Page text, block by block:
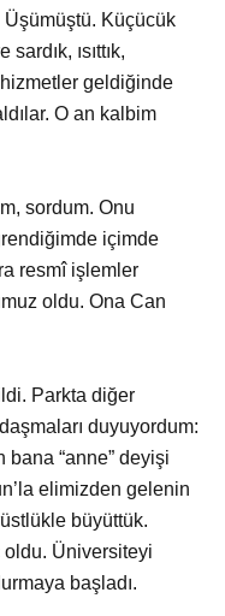
Üşümüştü. Küçücük
ısıttık,
geldiğinde
O an kalbim
sordum. Onu
içimde
resmî işlemler
oldu. Ona Can
Parkta diğer
duyuyordum:
bana “anne” deyişi
elimizden gelenin
büyüttük.
oldu. Üniversiteyi
başladı.